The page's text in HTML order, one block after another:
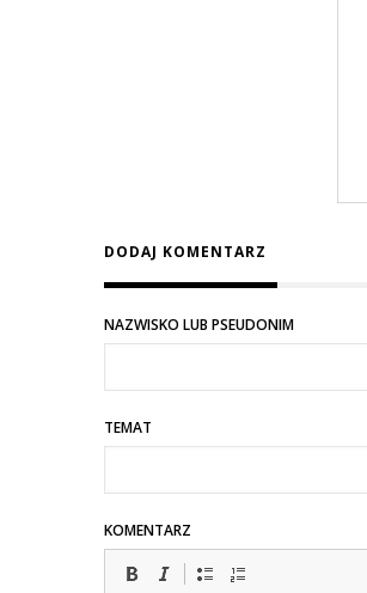
DODAJ KOMENTARZ
NAZWISKO LUB PSEUDONIM
TEMAT
KOMENTARZ